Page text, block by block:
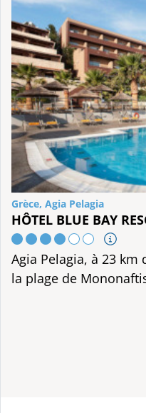
Grèce, Agia Pelagia
HÔTEL BLUE BAY
Agia Pelagia, à 23 km
la plage de